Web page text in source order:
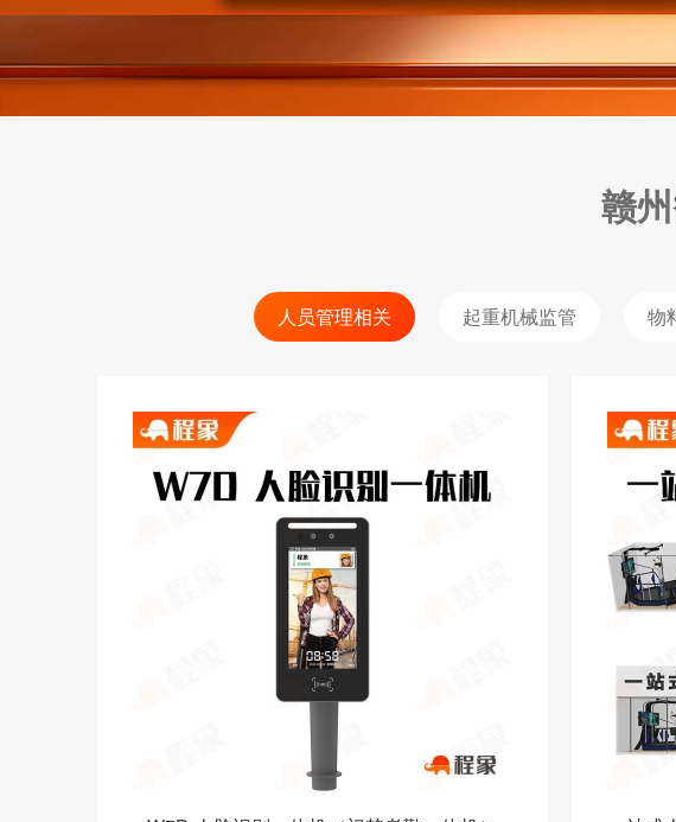
赣
人员管理相关 起重机械监管 物